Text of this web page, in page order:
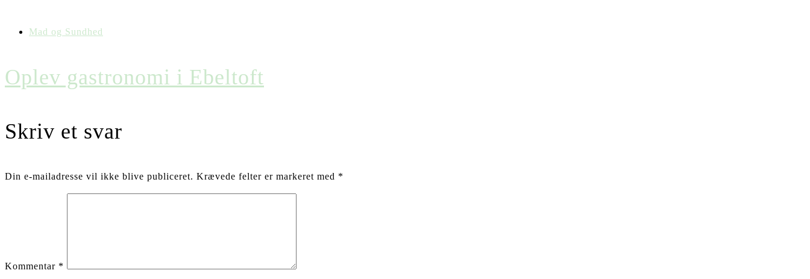
Mad og Sundhed
Oplev gastronomi i Ebeltoft
Skriv et svar
Din e-mailadresse vil ikke blive publiceret. Krævede felter er markeret med *
Kommentar *